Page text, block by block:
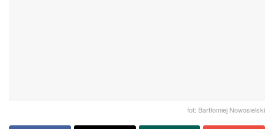
fot: Bartłomiej Nowosielski